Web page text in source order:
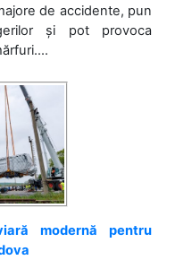
de accidente, pun
și pot provoca
modernă pentru